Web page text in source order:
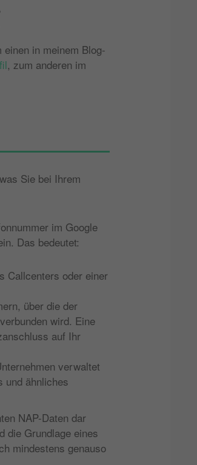
in meinem Blog-
, zum anderen im
Sie bei Ihrem
im Google
Das bedeutet:
Callcenters oder einer
über die der
wird. Eine
auf Ihr
verwaltet
und ähnliches
NAP-Daten dar
die Grundlage eines
mindestens genauso